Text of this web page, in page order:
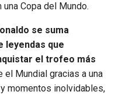
Copa del Mundo.
se suma
leyendas que
el trofeo más
el Mundial gracias a una
momentos inolvidables,